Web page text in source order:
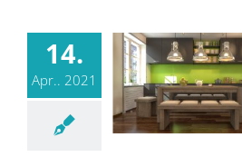
14.
Apr.. 2021